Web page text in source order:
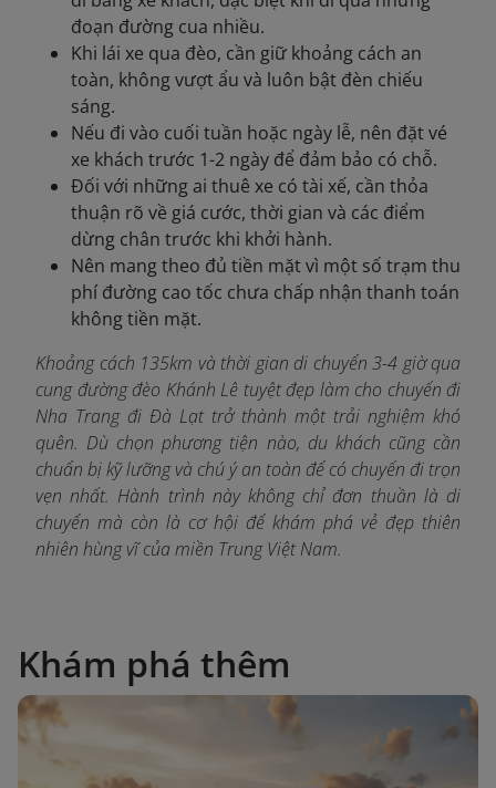
đoạn đường cua nhiều.
Khi lái xe qua đèo, cần giữ khoảng cách an
toàn, không vượt ẩu và luôn bật đèn chiếu
sáng.
Nếu đi vào cuối tuần hoặc ngày lễ, nên đặt vé
xe khách trước 1-2 ngày để đảm bảo có chỗ.
Đối với những ai thuê xe có tài xế, cần thỏa
thuận rõ về giá cước, thời gian và các điểm
dừng chân trước khi khởi hành.
Nên mang theo đủ tiền mặt vì một số trạm thu
phí đường cao tốc chưa chấp nhận thanh toán
không tiền mặt.
Khoảng cách 135km và thời gian di chuyển 3-4 giờ qua
cung đường đèo Khánh Lê tuyệt đẹp làm cho chuyến đi
Nha Trang đi Đà Lạt trở thành một trải nghiệm khó
quên. Dù chọn phương tiện nào, du khách cũng cần
chuẩn bị kỹ lưỡng và chú ý an toàn để có chuyến đi trọn
vẹn nhất. Hành trình này không chỉ đơn thuần là di
chuyển mà còn là cơ hội để khám phá vẻ đẹp thiên
nhiên hùng vĩ của miền Trung Việt Nam.
Khám phá thêm